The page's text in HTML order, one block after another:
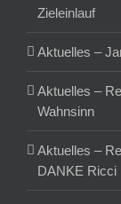
Zieleinlauf
Aktuelles –
Aktuelles –
Wahnsinn
Aktuelles –
DANKE Ricci